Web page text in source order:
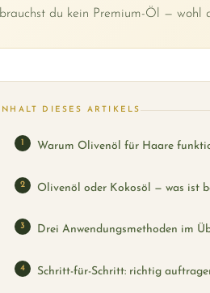
brauchst du kein Premium-Öl — wohl
INHALT DIESES ARTIKELS
Warum Olivenöl für Haare
Olivenöl oder Kokosöl — was ist
Drei Anwendungsmethoden im
Schritt-für-Schritt: richtig